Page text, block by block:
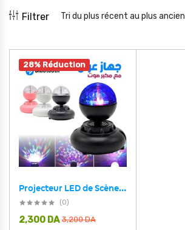
Filtrer Tri du plus récent au plus ancien
28% Réduction
Projecteur LED de Scène avec Haut-Parleur – جهاز عرض مع مكبر صوت
(0)
3,200DA
2,300 DA